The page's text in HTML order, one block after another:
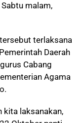
malam,
terlaksana
Daerah
Cabang
Agama
kita laksanakan,